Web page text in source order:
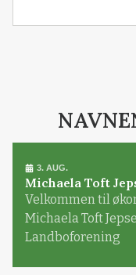
3. AUG.
Michaela Toft
Velkommen til
Michaela Toft
Landboforening